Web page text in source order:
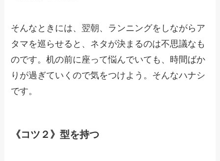
そんなときには、翌朝、ランニングをしながらア
タマを巡らせると、ネタが決まるのは不思議なも
のです。机の前に座って悩んでいても、時間ばか
りが過ぎていくので気をつけよう。そんなハナシ
です。
《コツ２》型を持つ